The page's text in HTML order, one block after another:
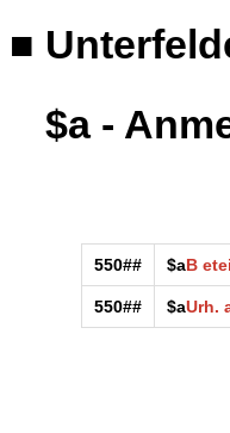
■
$a -
550## $aB
550## $aUrh.